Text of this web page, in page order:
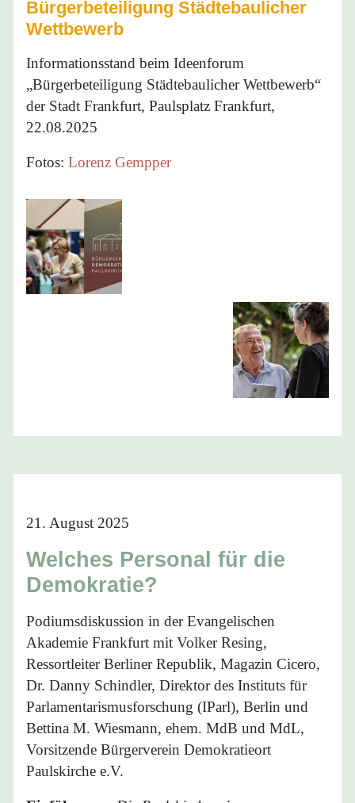
Bürgerbeteiligung Städtebaulicher
Wettbewerb
Informationsstand beim Ideenforum
„Bürgerbeteiligung Städtebaulicher Wettbewerb“
der Stadt Frankfurt, Paulsplatz Frankfurt,
22.08.2025
Fotos:Lorenz Gempper
21. August 2025
Welches Personal für die
Demokratie?
Podiumsdiskussion in der Evangelischen
Akademie Frankfurt mit Volker Resing,
Ressortleiter Berliner Republik, Magazin Cicero,
Dr. Danny Schindler, Direktor des Instituts für
Parlamentarismusforschung (IParl), Berlin und
Bettina M. Wiesmann, ehem. MdB und MdL,
Vorsitzende Bürgerverein Demokratieort
Paulskirche e.V.